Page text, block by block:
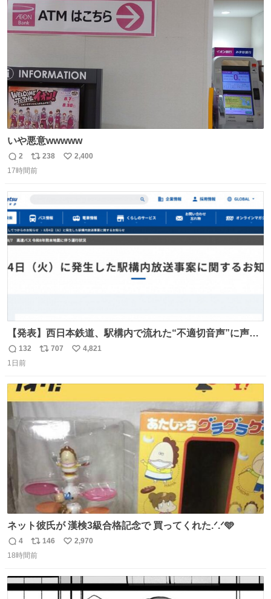
ト
数
いや悪意wwwww
返
信
2
リ
ポ
数
238
い
2,400
17時間前
【発表】西日本鉄道、駅構内で流れた“不適切音声”に声明
「被害届も検討」 news.livedoor.com/article/detail… 4日
に西鉄福岡（天神）駅および薬院駅で発生した駅構内放送
送設備に外部から不正に音声が流された可能性も含めて確
認を実施」と説明した。
返
信
132
リ
数
707
い
4,821
1日前
ネット彼氏が 漢検3級合格記念で 買ってくれた.ᐟ.ᐟ🩵
返
信
4
リ
ポ
ト
146
い
数
2,970
18時間前